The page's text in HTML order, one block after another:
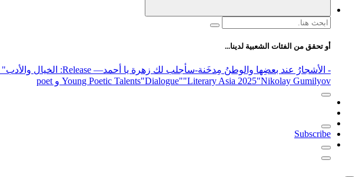
البحث
أو تحقق من الفئات الشعبية لدينا...
- الأشجارُ عند بعضِها والوطنُ مِدخَنة-سأجلب لك زهرة يا أحمد— Release : الخيال والأدب" inviting poets and writers from around the world to participate in Kazakh
Young Poetic Talents"Dialogue""Literary Asia 2025"Nikolay Gumilyov و poet
Subscribe